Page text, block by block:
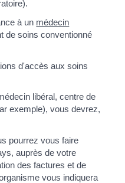
à un médecin
de soins conventionné
d'accès aux soins
libéral, centre de
exemple), vous devrez,
pourrez vous faire
auprès de votre
des factures et de
vous indiquera